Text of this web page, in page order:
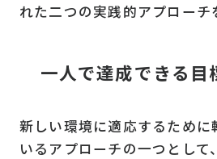
れた二つの実践的アプローチ
一人で達成できる目
新しい環境に適応するために
いるアプローチの一つとして